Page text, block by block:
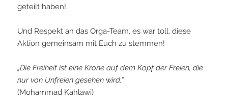
geteilt haben!
Und Respekt an das Orga-Team, es war toll, diese
Aktion gemeinsam mit Euch zu stemmen!
„Die Freiheit ist eine Krone auf dem Kopf der Freien, die
nur von Unfreien gesehen wird.“
(Mohammad Kahlawi)